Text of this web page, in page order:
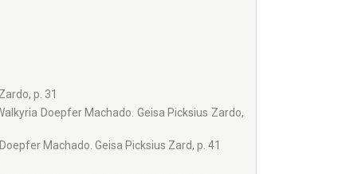
p. 31
Doepfer Machado. Geisa Picksius Zardo,
Machado. Geisa Picksius Zard, p. 41